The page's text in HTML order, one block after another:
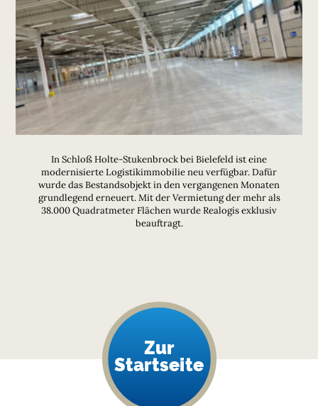
In Schloß Holte-Stukenbrock bei Bielefeld ist eine
modernisierte Logistikimmobilie neu verfügbar. Dafür
wurde das Bestandsobjekt in den vergangenen Monaten
grundlegend erneuert. Mit der Vermietung der mehr als
38.000 Quadratmeter Flächen wurde Realogis exklusiv
beauftragt.
Zur
Startseite